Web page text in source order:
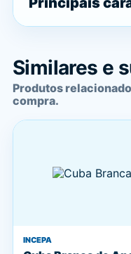
Similares e
Produtos
compra.
INCEPA